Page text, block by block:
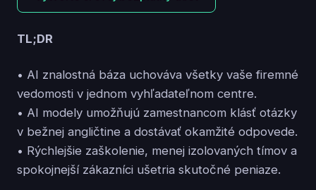
TL;DR
• AI znalostná báza uchováva všetky vaše firemné
vedomosti v jednom vyhľadateľnom centre.
• AI modely umožňujú zamestnancom klásť otázky
v bežnej angličtine a dostávať okamžité odpovede.
• Rýchlejšie zaškolenie, menej izolovaných tímov a
spokojnejší zákazníci ušetria skutočné peniaze.